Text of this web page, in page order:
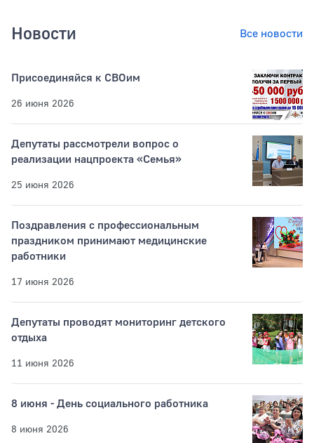
Новости Все новости
Присоединяйся к СВОим
26 июня 2026
Депутаты рассмотрели вопрос о
реализации нацпроекта «Семья»
25 июня 2026
Поздравления с профессиональным
праздником принимают медицинские
работники
17 июня 2026
Депутаты проводят мониторинг детского
отдыха
11 июня 2026
8 июня - День социального работника
8 июня 2026